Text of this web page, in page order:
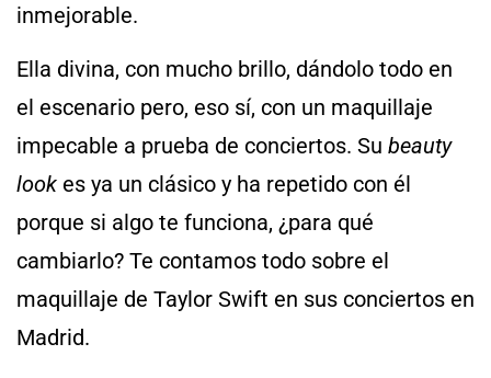
inmejorable.
Ella divina, con mucho brillo, dándolo todo en
el escenario pero, eso sí, con un maquillaje
impecable a prueba de conciertos. Su beauty
look es ya un clásico y ha repetido con él
porque si algo te funciona, ¿para qué
cambiarlo? Te contamos todo sobre el
maquillaje de Taylor Swift en sus conciertos en
Madrid.